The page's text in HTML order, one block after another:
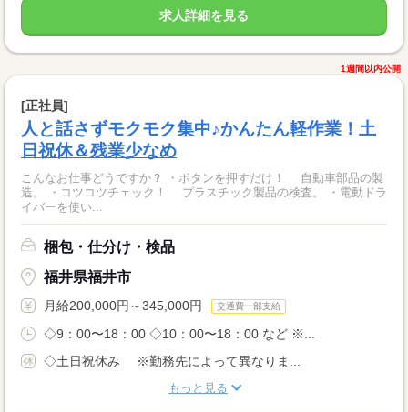
求人詳細を見る
1週間以内公開
[正社員]
人と話さずモクモク集中♪かんたん軽作業！土
日祝休＆残業少なめ
こんなお仕事どうですか？ ・ボタンを押すだけ！ 自動車部品の製
造。 ・コツコツチェック！ プラスチック製品の検査。 ・電動ドラ
イバーを使い...
梱包・仕分け・検品
福井県福井市
月給200,000円～345,000円 交通費一部支給
◇9：00〜18：00 ◇10：00〜18：00 など ※...
◇土日祝休み ※勤務先によって異なりま...
もっと見る